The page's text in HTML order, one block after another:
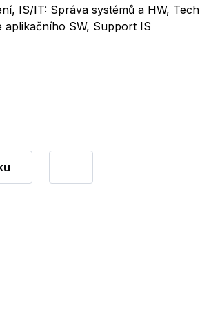
IS/IT: Správa systémů a HW,
SW, Support IS